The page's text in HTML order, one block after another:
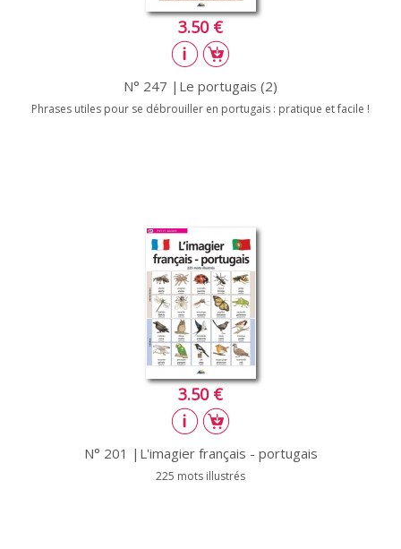
3.50 €
N° 247 |Le portugais (2)
Phrases utiles pour se débrouiller en portugais : pratique et facile !
3.50 €
N° 201 |L'imagier français - portugais
225 mots illustrés